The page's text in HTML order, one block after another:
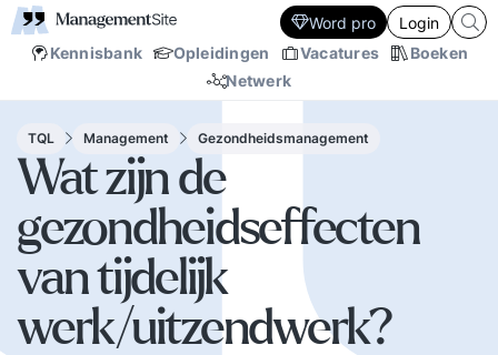
Kennisbank Opleidingen Vacatures
Boeken
Netwerk
Word pro Login
TQL Management Gezondheidsmanagement
Wat zijn de
gezondheidseffecten
van tijdelijk
werk/uitzendwerk?